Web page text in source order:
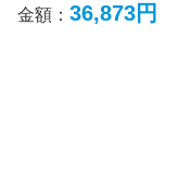
金額： 36,873円